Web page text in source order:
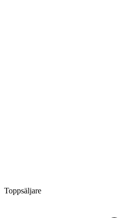
Toppsäljare